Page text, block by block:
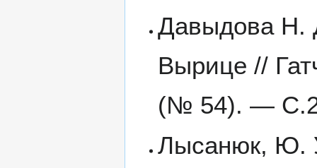
Давыдова Н.
Вырице //
(№ 54). —
Лысанюк, Ю.